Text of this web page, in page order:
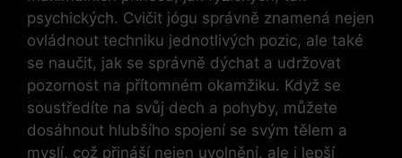
psychických. Cvičit jógu správně znamená nejen
ovládnout techniku jednotlivých pozic, ale také
se naučit, jak se správně dýchat a udržovat
pozornost na přítomném okamžiku. Když se
soustředíte na svůj dech a pohyby, můžete
dosáhnout hlubšího spojení se svým tělem a
myslí, což přináší nejen uvolnění, ale i lepší